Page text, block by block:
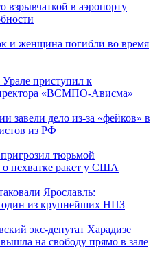
взрывчаткой в аэропорту
и женщина погибли во время
приступил к
«ВСМПО-Ависма»
завели дело из-за «фейков» в
из РФ
тюрьмой
нехватке ракет у США
Ярославль:
один из крупнейших НПЗ
экс-депутат Харадизе
на свободу прямо в зале